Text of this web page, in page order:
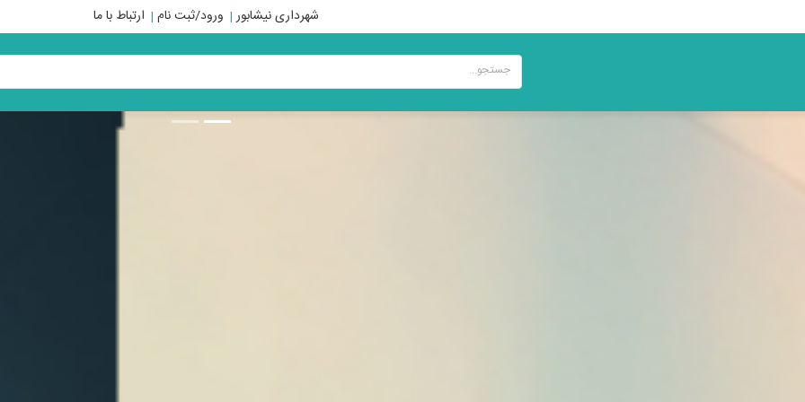
شهرداری نیشابور ورود/ثبت نام ارتباط با ما